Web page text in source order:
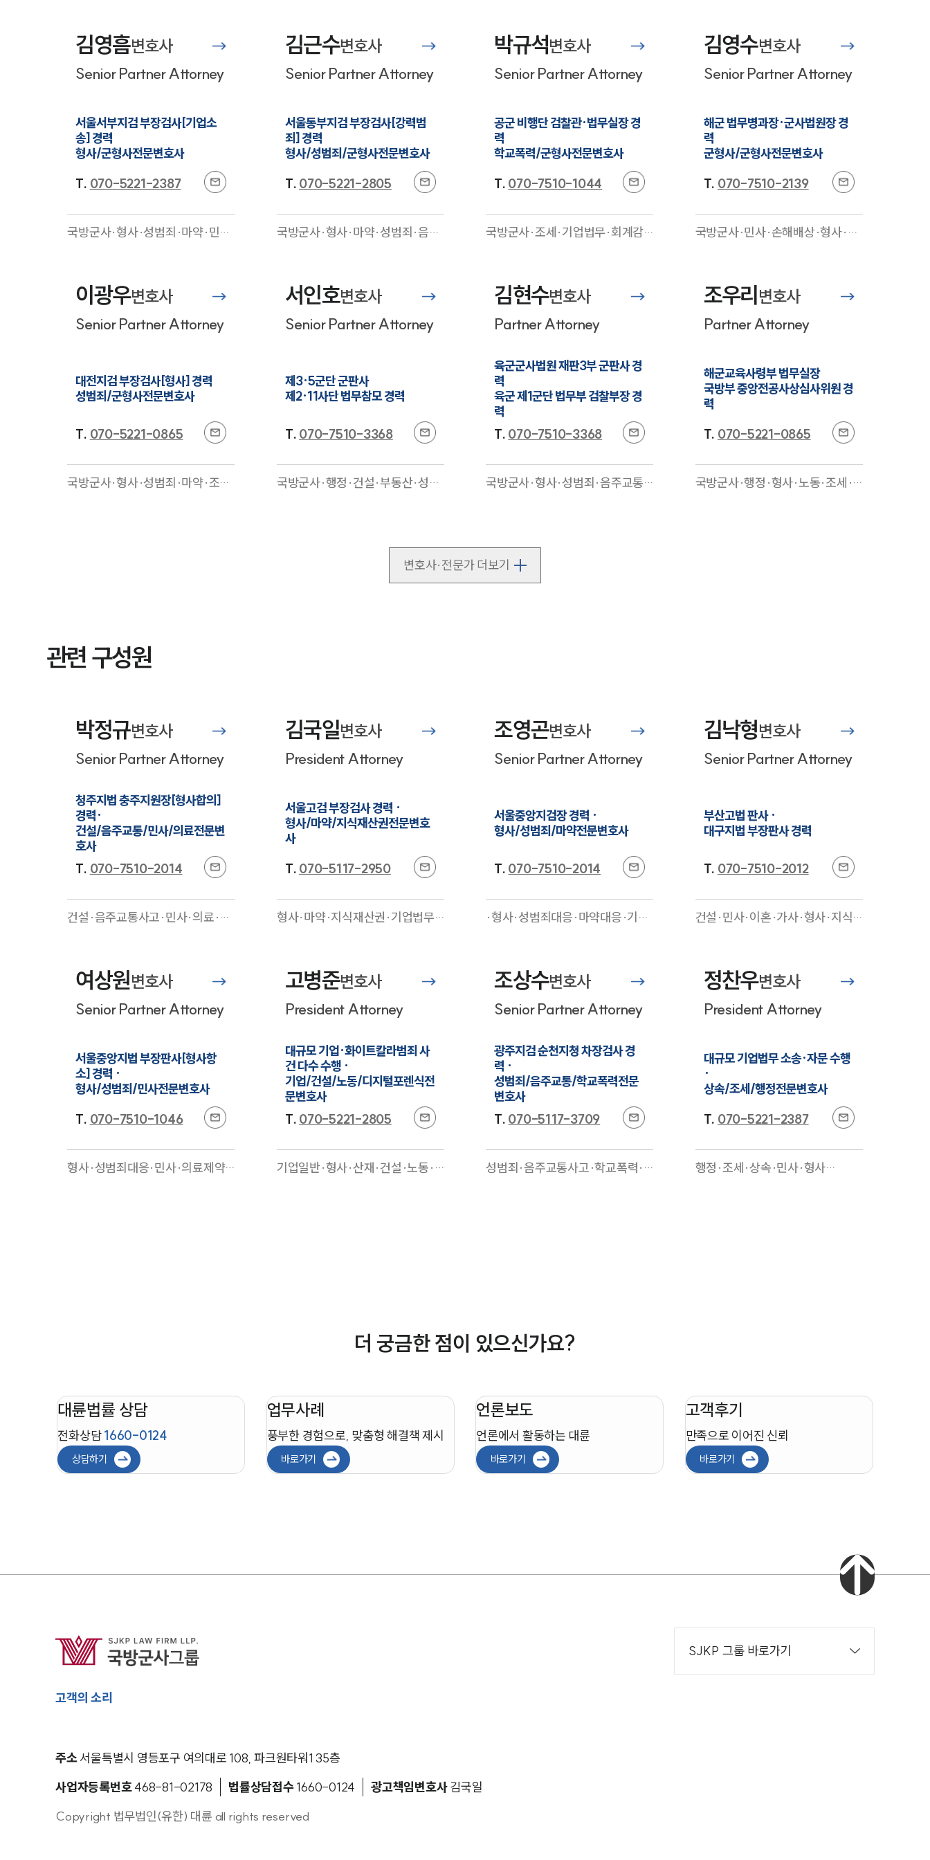
그룹소개
그룹소개
오시는 길
글로벌 파트너 로펌
통합검색
AI대륜
업무사례
주요 업무사례
구성원 소개
소식/자료
법률 블로그
세미나
대륜법률상담예약
김영흠변호사
Senior Partner Attorney
서울서부지검 부장검사[기업소
송] 경력
형사/군형사전문변호사
T. 070-5221-2387
국방군사·형사·성범죄·마약·민사
김근수변호사
Senior Partner Attorney
서울동부지검 부장검사[강력범
죄] 경력
형사/성범죄/군형사전문변호사
T. 070-5221-2805
국방군사·형사·마약·성범죄·음주
박규석변호사
Senior Partner Attorney
공군 비행단 검찰관·법무실장 경
력
학교폭력/군형사전문변호사
T. 070-7510-1044
국방군사·조세·기업법무·회계감
사전문
김영수변호사
Senior Partner Attorney
해군 법무병과장·군사법원장 경
력
군형사/군형사전문변호사
T. 070-7510-2139
국방군사·민사·손해배상·형사·성
이광우변호사
Senior Partner Attorney
대전지검 부장검사[형사] 경력
성범죄/군형사전문변호사
T. 070-5221-0865
국방군사·형사·성범죄·마약·조세
서인호변호사
Senior Partner Attorney
제3·5군단 군판사
제2·11사단 법무참모 경력
T. 070-7510-3368
국방군사·행정·건설·부동산·성범
김현수변호사
Partner Attorney
육군군사법원 재판3부 군판사 경
력
육군 제1군단 법무부 검찰부장 경
력
T. 070-7510-3368
국방군사·형사·성범죄·음주교통
조우리변호사
Partner Attorney
해군교육사령부 법무실장
국방부 중앙전공사상심사위원 경
력
T. 070-5221-0865
국방군사·행정·형사·노동·조세·
변호사·전문가 더보기
관련 구성원
박정규변호사
Senior Partner Attorney
청주지법 충주지원장[형사합의]
경력·
건설/음주교통/민사/의료전문변
호사
T. 070-7510-2014
건설·음주교통사고·민사·의료·기
김국일변호사
President Attorney
서울고검 부장검사 경력 ·
형사/마약/지식재산권전문변호
사
T. 070-5117-2950
형사·마약·지식재산권·기업법무·
융·보험전문
조영곤변호사
Senior Partner Attorney
서울중앙지검장 경력 ·
형사/성범죄/마약전문변호사
T. 070-7510-2014
·형사·성범죄대응·마약대응·기업
호·국제통상·M&A·디지털금융
문
김낙형변호사
Senior Partner Attorney
부산고법 판사 ·
대구지법 부장판사 경력
T. 070-7510-2012
건설·민사·이혼·가사·형사·지식
노동·산재전문
여상원변호사
Senior Partner Attorney
서울중앙지법 부장판사[형사항
소] 경력 ·
형사/성범죄/민사전문변호사
T. 070-7510-1046
형사·성범죄대응·민사·의료제약·
고병준변호사
President Attorney
대규모 기업·화이트칼라범죄 사
건 다수 수행 ·
기업/건설/노동/디지털포렌식전
문변호사
T. 070-5221-2805
기업일반·형사·산재·건설·노동·
조상수변호사
Senior Partner Attorney
광주지검 순천지청 차장검사 경
력 ·
성범죄/음주교통/학교폭력전문
변호사
T. 070-5117-3709
성범죄·음주교통사고·학교폭력·
정찬우변호사
President Attorney
대규모 기업법무 소송·자문 수행
·
상속/조세/행정전문변호사
T. 070-5221-2387
행정·조세·상속·민사·형사
더 궁금한 점이 있으신가요?
대륜법률 상담
전화상담1660-0124
상담하기
업무사례
풍부한 경험으로, 맞춤형 해결책 제시
바로가기
언론보도
언론에서 활동하는 대륜
바로가기
고객후기
만족으로 이어진 신뢰
바로가기
SJKP 그룹 바로가기
고객의 소리
주소서울특별시 영등포구 여의대로 108, 파크원타워1 35층
사업자등록번호 468-81-02178 법률상담접수1660-0124 광고책임변호사 김국일
Copyright 법무법인(유한) 대륜 all rights reserved